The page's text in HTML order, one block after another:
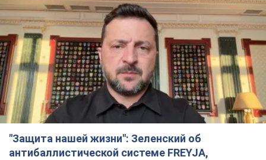
"Защита нашей жизни": Зеленский об
антибаллистической системе FREYJA,